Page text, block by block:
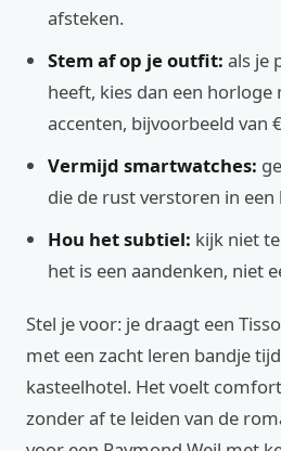
afsteken.
Stem af op je outfit: als je
heeft, kies dan een horloge
accenten, bijvoorbeeld van
Vermijd smartwatches:
die de rust verstoren in een
Hou het subtiel: kijk niet
het is een aandenken, niet
Stel je voor: je draagt een
met een zacht leren bandje
kasteelhotel. Het voelt
zonder af te leiden van de